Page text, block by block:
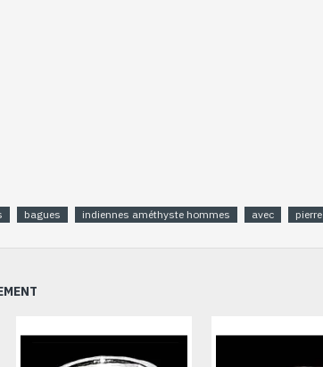
bagues indiennes améthyste hommes avec pierre